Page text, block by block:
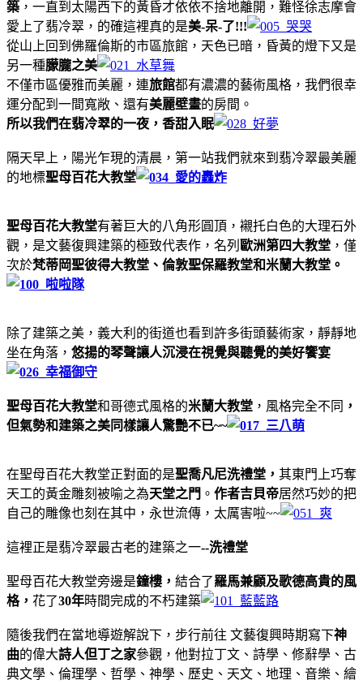
築 ，一直到太陽西下的黃昏才依依不捨地離開，難怪徐志摩會
愛上了翡冷翠，的確這裡真的是美-呆-了!!!
從山上回到佛羅倫斯的市區旅館，天色已暗，昏黃的燈下又是
另一種朦朧之美
不僅市區優雅而美麗，連旅館都有濃濃的藝術風格，我們很幸
運分配到一間寬敞、還有美麗壁畫的房間。
所以我們在翡冷翠的一夜，香甜入眠
隔天早上，陽光乍現的清晨，第一站我們就來到翡冷翠最美麗
的地標聖母百花大教堂
聖母百花大教堂有著巨大的八角形圓頂，襯托白色的大理石外
觀，是文藝復興建築的極致代表作，名列 歐洲第四大教堂 ，僅
次於梵蒂岡聖彼得大教堂、倫敦聖保羅教堂和米蘭大教堂。
除了建築之美，義大利的街道也看到許多街頭藝術家，靜靜地
坐在角落， 悠揚的琴聲讓人沉浸在視覺與聽覺的美好饗宴
聖母百花大教堂和哥德式風格的米蘭大教堂 ，風格完全不同 ，
但氣勢和建築之美同樣讓人驚艷不已~~
在聖母百花大教堂正對面的是聖喬凡尼洗禮堂， 其東門上巧奪
天工的黃金雕刻被喻之為天堂之門 。 作者吉貝帝居然巧妙的把
自己的雕像也刻在其中，永世流傳，太厲害啦~~
這裡正是翡冷翠最古老的建築之一--洗禮堂
聖母百花大教堂旁邊是鐘樓， 結合了羅馬兼顧及歌德高貴的風
格， 花了30年時間完成的不朽建築
隨後我們在當地導遊解說下，步行前往 文藝復興時期寫下神
曲的偉大詩人但丁之家參觀，他對拉丁文、詩學、修辭學、古
典文學、倫理學、哲學、神學、歷史、天文、地理、音樂、繪